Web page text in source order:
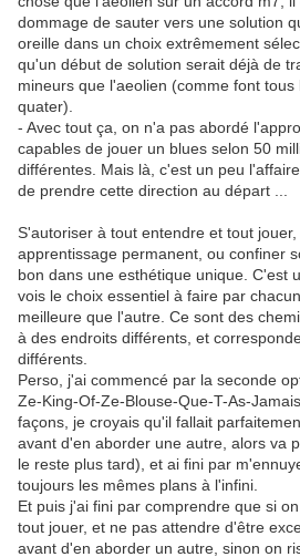
dommage de sauter vers une solution
oreille dans un choix extrêmement
qu'un début de solution serait déjà de
mineurs que l'aeolien (comme font tous
quater).
- Avec tout ça, on n'a pas abordé
capables de jouer un blues selon 50
différentes. Mais là, c'est un peu
de prendre cette direction au départ ...
S'autoriser à tout entendre et tout
apprentissage permanent, ou confiner
bon dans une esthétique unique. C'est
vois le choix essentiel à faire par
meilleure que l'autre. Ce sont des
à des endroits différents, et
différents.
Perso, j'ai commencé par la seconde
Ze-King-Of-Ze-Blouse-Que-T-As-
façons, je croyais qu'il fallait
avant d'en aborder une autre, alors va
le reste plus tard), et ai fini par
toujours les mêmes plans à l'infini.
Et puis j'ai fini par comprendre que si
tout jouer, et ne pas attendre d'être
avant d'en aborder un autre, sinon on